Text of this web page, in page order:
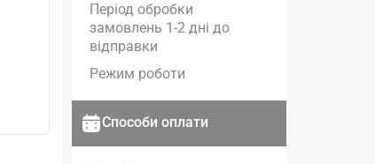
Період обробки
замовлень 1-2 дні до
відправки
Режим роботи
Способи оплати